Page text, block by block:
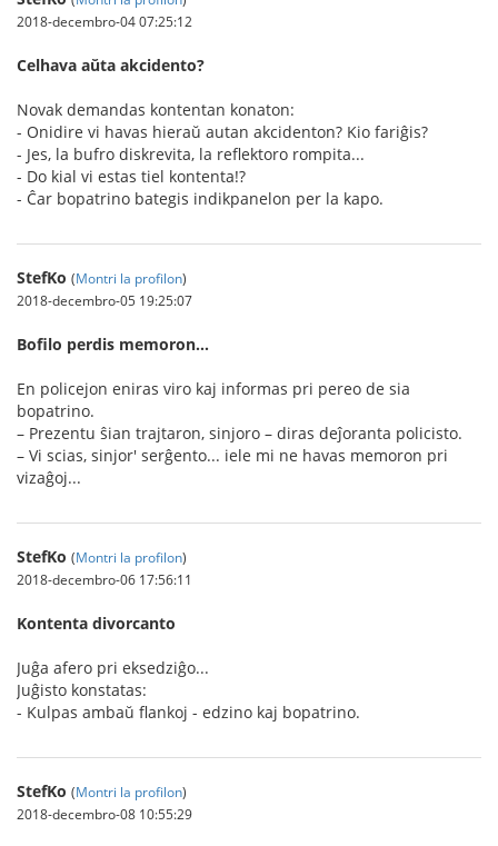
2018-decembro-04 07:25:12
Celhava aŭta akcidento?
Novak demandas kontentan konaton:
- Onidire vi havas hieraŭ autan akcidenton? Kio fariĝis?
- Jes, la bufro diskrevita, la reflektoro rompita...
- Do kial vi estas tiel kontenta!?
- Ĉar bopatrino bategis indikpanelon per la kapo.
StefKo (Montri la profilon)
2018-decembro-05 19:25:07
Bofilo perdis memoron...
En policejon eniras viro kaj informas pri pereo de sia
bopatrino.
– Prezentu ŝian trajtaron, sinjoro – diras deĵoranta policisto.
– Vi scias, sinjor' serĝento... iele mi ne havas memoron pri
vizaĝoj...
StefKo (Montri la profilon)
2018-decembro-06 17:56:11
Kontenta divorcanto
Juĝa afero pri eksedziĝo...
Juĝisto konstatas:
- Kulpas ambaŭ flankoj - edzino kaj bopatrino.
StefKo (Montri la profilon)
2018-decembro-08 10:55:29